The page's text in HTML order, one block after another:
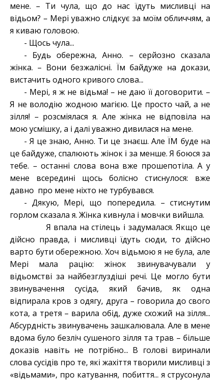
мене. – Ти чула, що до нас їдуть мисливці на
відьом? – Мері уважно слідкує за моїм обличчям, а
я киваю головою.
- Щось чула...
- Будь обережна, Анно. – серйозно сказала
жінка. – Вони безжалісні. Їм байдуже на докази,
вистачить одного кривого слова...
- Мері, я ж не відьма! – не даю її договорити. –
Я не володію жодною магією. Це просто чай, а не
зілля! – розсміялася я. Але жінка не відповіла на
мою усмішку, а і далі уважно дивилася на мене.
- Я це знаю, Анно. Ти це знаєш. Але ЇМ буде на
це байдуже, спалюють жінок і за менше. Я боюся за
тебе. – останні слова вона вже прошепотіла. А у
мене всередині щось болісно стиснулося: вже
давно про мене ніхто не турбувався.
- Дякую, Мері, що попередила. – стиснутим
горлом сказала я. Жінка кивнула і мовчки вийшла.
Я впала на стілець і задумалася. Якщо це
дійсно правда, і мисливці їдуть сюди, то дійсно
варто бути обережною. Хоч відьмою я не була, але
Мері мала рацію: жінок звинувачували у
відьомстві за найбезглуздіші речі. Це могло бути
звинувачення сусіда, який бачив, як одна
відпирала кров з одягу, друга – говорила до свого
кота, а третя – варила обід, дуже схожий на зілля...
Абсурдність звинувачень зашкалювала. Але в мене
вдома було безліч сушеного зілля та трав – більше
доказів навіть не потрібно... В голові виринали
слова сусідів про те, які жахіття творили мисливці з
«відьмами», про катування, побиття... я струсонула